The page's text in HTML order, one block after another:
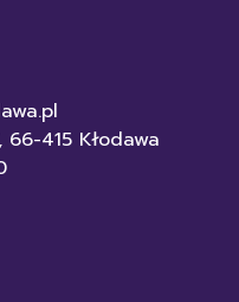
66-415 Kłodawa